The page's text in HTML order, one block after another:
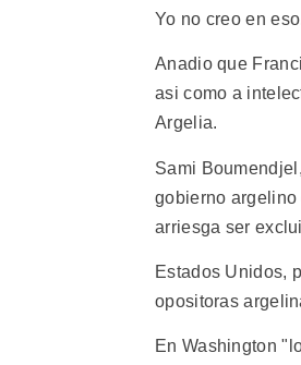
Yo no creo en
Anadio que
asi como a
Argelia.
Sami
gobierno
arriesga ser
Estados Unidos,
opositoras
En Washington